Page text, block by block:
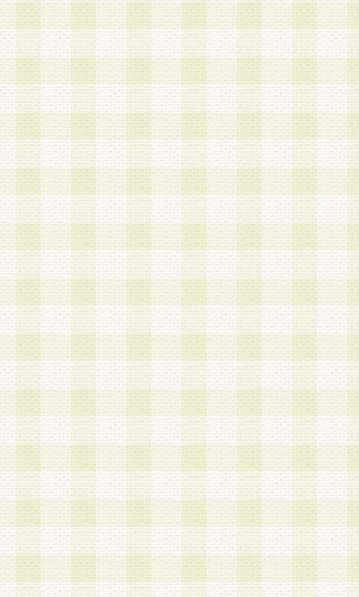
3.会員登録希望者が18歳未満、成年被後見人、被
人 である場合は、親権者などの法定代理人の同
録を行うものとします。なお、義務教育学齢に該
者については、登録時に 当社が別途定める方法
権者による承認手続きを行うものとします。
第3条 会員の登録方法
1.会員登録手続きは、会員登録希望者本人が行う
る登録は一切認められないものとします。
2.会員登録希望者は、本規約に同意の後、当社指
画 面」において、当社が指定する必要事項を入
を行うものとします。当社は、会員登録を承認し
会員として本サービスを 受けるためのログイン
を付与します。
3.会員は、会員登録の際に申告する登録情報の全
いかなる虚偽の申告をも行ってはならないものと
4.会員は、複数のログインＩＤおよびパスワード
いものとします。
第4条 ログインIDおよびパスワードの管理
1.会員は、会員登録後、本サイト内にて本サービ
加する際には、前条に基づき当社から付与された
スワードを使用するものとします。
2.登録の際に当社が付与したログインIDおよびパ
の使用に関しては、全て会員本人がその責任を負
3.会員は、当社から付与されたログインIDおよび
貸与、名義変更、売買その他形態を問わず第三者